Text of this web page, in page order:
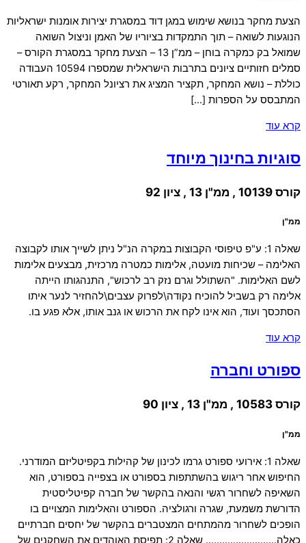
הצעת מחקר בנושא שימוש במגן דוד במסגרת יצירות אומנות ישראליות
הנוגעות לשואה – תוך התמקדות בציוריו של האמן וניצול השואה
שמואל בק כמקרה בוחן – ממ”ן 13 – הצעת מחקר במסגרת הקורס –
סמלים חזותיים ציונים בתרבות הישראלית שמספרו 10594 העבודה
כוללת – נושא המחקר, תקציר המציג את רציונל המחקר, רקע תאורטי
המתבסס על הספרות […]
קרא עוד
סוגיות בחינוך מיוחד
קורס 10139 , ממ"ן 13 , ציון 92
ממ"ן
שאלה 1: ע"פ טיפוסי הקבוצות במקרה הנ"ל ניתן לשייך אותו לקבוצה
האלימה – שכיחות מועטה, אלימות כמטרה מרכזית, מבצעים אלימות
לשם האלימות. "השתולל וגרם נזק רב לרכוש", התנהגותו הייתה
אלימה רק בשביל להוכיח נקודה\לפרוק עצבים\להחזיר לנער איתו
הסתכסך ועוד, הוא אינו לקח את הרכוש או גנב אותו, אלא פגע בו.
קרא עוד
ספורט וחברה
קורס 10583 , ממ"ן 13 , ציון 90
ממ"ן
שאלה 1: אירועי ספורט גרמו לכינון של קהילות בקפיטליזם המודרני.
החיפוש אחר ריגוש בהשתתפות בספורט או בצפייה בספורט, הוא
השאיפה לשחרור רגשי והנאה בהקשר של חברה קפיטליסטית
הדורשת משמעת, שגרה ורגולציה. הספורט והאלימות המצויים בו
הופכים לשחרור מהמתחים המצטברים בהקשר של יחסים חברתיים
כאלה…………………….. שאלה 2: תפיסת האוהדים את השחקנים של